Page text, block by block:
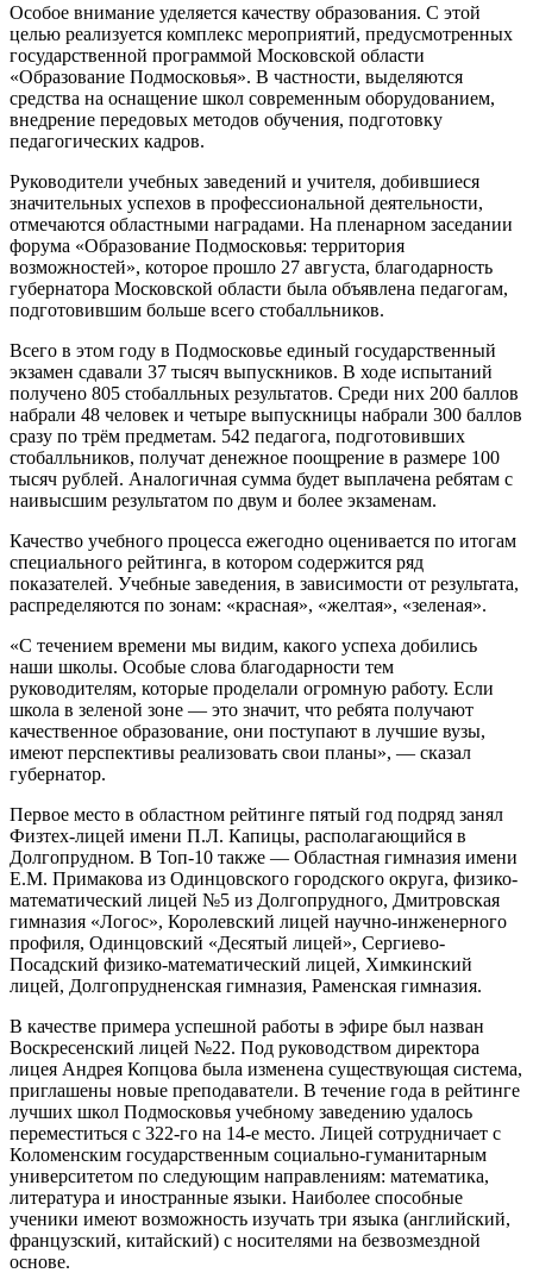
Особое внимание уделяется качеству образования. С этой
целью реализуется комплекс мероприятий, предусмотренных
государственной программой Московской области
«Образование Подмосковья». В частности, выделяются
средства на оснащение школ современным оборудованием,
внедрение передовых методов обучения, подготовку
педагогических кадров.
Руководители учебных заведений и учителя, добившиеся
значительных успехов в профессиональной деятельности,
отмечаются областными наградами. На пленарном заседании
форума «Образование Подмосковья: территория
возможностей», которое прошло 27 августа, благодарность
губернатора Московской области была объявлена педагогам,
подготовившим больше всего стобалльников.
Всего в этом году в Подмосковье единый государственный
экзамен сдавали 37 тысяч выпускников. В ходе испытаний
получено 805 стобалльных результатов. Среди них 200 баллов
набрали 48 человек и четыре выпускницы набрали 300 баллов
сразу по трём предметам. 542 педагога, подготовивших
стобалльников, получат денежное поощрение в размере 100
тысяч рублей. Аналогичная сумма будет выплачена ребятам с
наивысшим результатом по двум и более экзаменам.
Качество учебного процесса ежегодно оценивается по итогам
специального рейтинга, в котором содержится ряд
показателей. Учебные заведения, в зависимости от результата,
распределяются по зонам: «красная», «желтая», «зеленая».
«С течением времени мы видим, какого успеха добились
наши школы. Особые слова благодарности тем
руководителям, которые проделали огромную работу. Если
школа в зеленой зоне — это значит, что ребята получают
качественное образование, они поступают в лучшие вузы,
имеют перспективы реализовать свои планы», — сказал
губернатор.
Первое место в областном рейтинге пятый год подряд занял
Физтех-лицей имени П.Л. Капицы, располагающийся в
Долгопрудном. В Топ-10 также — Областная гимназия имени
Е.М. Примакова из Одинцовского городского округа, физико-
математический лицей №5 из Долгопрудного, Дмитровская
гимназия «Логос», Королевский лицей научно-инженерного
профиля, Одинцовский «Десятый лицей», Сергиево-
Посадский физико-математический лицей, Химкинский
лицей, Долгопрудненская гимназия, Раменская гимназия.
В качестве примера успешной работы в эфире был назван
Воскресенский лицей №22. Под руководством директора
лицея Андрея Копцова была изменена существующая система,
приглашены новые преподаватели. В течение года в рейтинге
лучших школ Подмосковья учебному заведению удалось
переместиться с 322-го на 14-е место. Лицей сотрудничает с
Коломенским государственным социально-гуманитарным
университетом по следующим направлениям: математика,
литература и иностранные языки. Наиболее способные
ученики имеют возможность изучать три языка (английский,
французский, китайский) с носителями на безвозмездной
основе.